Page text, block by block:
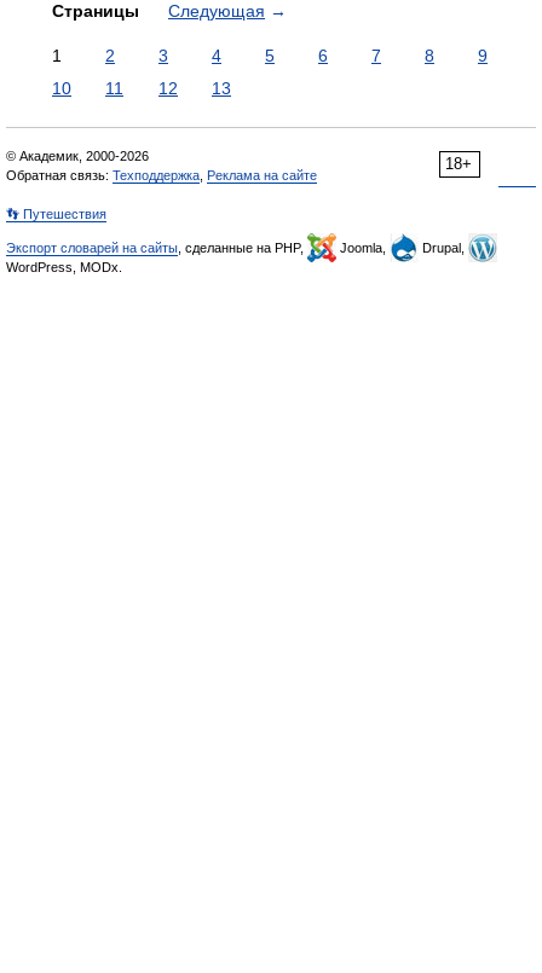
Страницы Следующая →
1 2 3 4 5 6 7 8
9
10
11 12 13
18+
© Академик, 2000-2026
Обратная связь: Техподдержка Реклама на сайте
👣 Путешествия
Экспорт словарей на сайты , сделанные на PHP, Joomla,
Drupal,
WordPress, MODx.